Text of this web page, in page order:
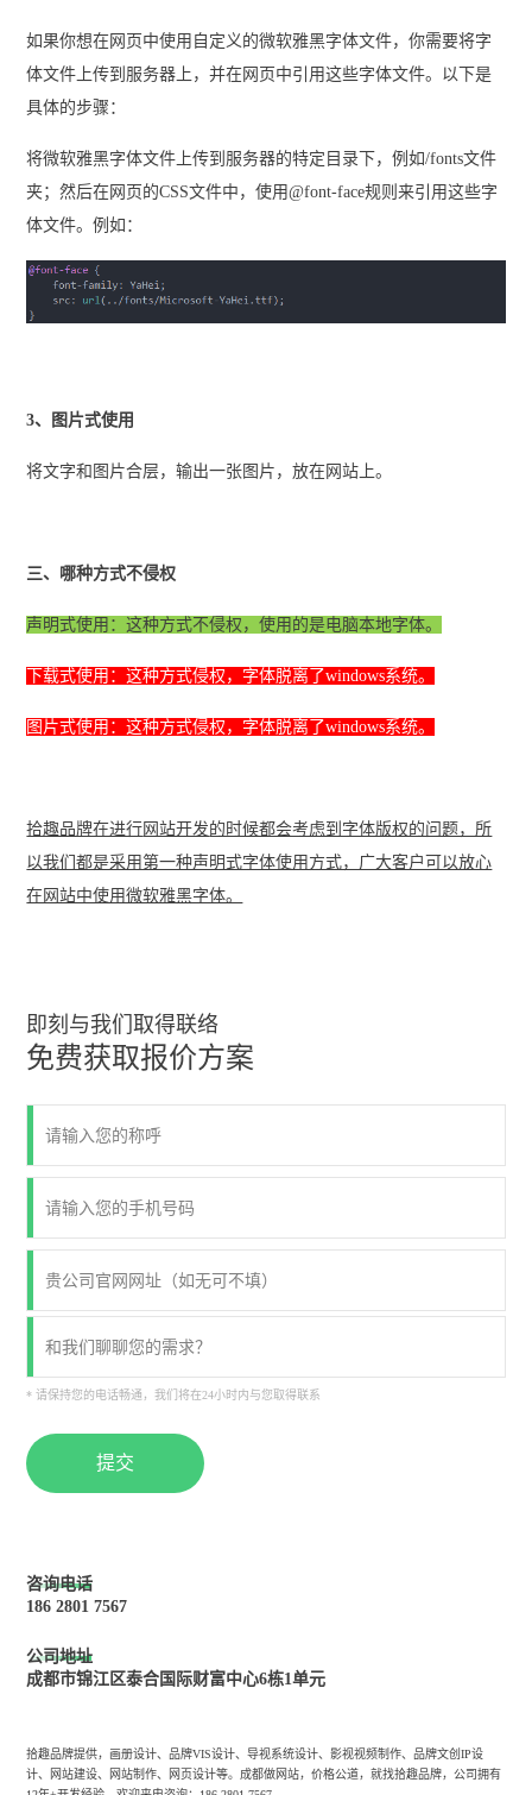
如果你想在网页中使用自定义的微软雅黑字体文件，你需要将字
体文件上传到服务器上，并在网页中引用这些字体文件。以下是
具体的步骤：
将微软雅黑字体文件上传到服务器的特定目录下，例如/fonts文件
夹；然后在网页的CSS文件中，使用@font-face规则来引用这些字
体文件。例如：
3、图片式使用
将文字和图片合层，输出一张图片，放在网站上。
三、哪种方式不侵权
声明式使用：这种方式不侵权，使用的是电脑本地字体。
下载式使用：这种方式侵权，字体脱离了windows系统。
图片式使用：这种方式侵权，字体脱离了windows系统。
拾趣品牌在进行网站开发的时候都会考虑到字体版权的问题，所
以我们都是采用第一种声明式字体使用方式，广大客户可以放心
在网站中使用微软雅黑字体。
即刻与我们取得联络
免费获取报价方案
* 请保持您的电话畅通，我们将在24小时内与您取得联系
提交
咨询电话
186 2801 7567
公司地址
成都市锦江区泰合国际财富中心6栋1单元
拾趣品牌提供，画册设计、品牌VIS设计、导视系统设计、影视视频制作、品牌文创IP设
计、网站建设、网站制作、网页设计等。成都做网站，价格公道，就找拾趣品牌，公司拥有